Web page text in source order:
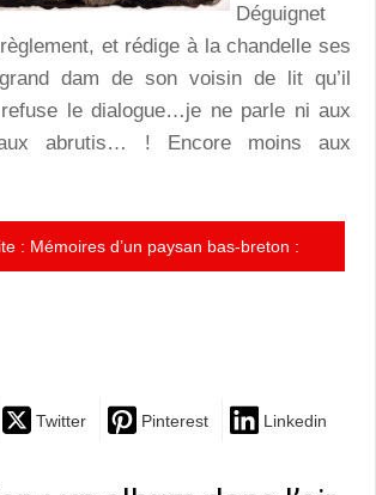
Déguignet
et rédige à la chandelle ses
dam de son voisin de lit qu’il
le dialogue…je ne parle ni aux
abrutis… ! Encore moins aux
: Mémoires d’un paysan bas-breton :
Twitter Pinterest Linkedin